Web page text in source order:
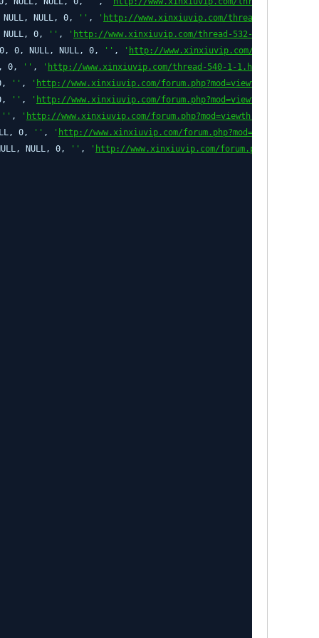
NULL, 0, '' , ' http://www.xinxiuvip.com/thread-531-1-
0, '' , ' http://www.xinxiuvip.com/thread-532-1-1.html
NULL, NULL, 0, '' , ' http://www.xinxiuvip.com/thread-539-
0, '' , ' http://www.xinxiuvip.com/thread-540-1-1.html
'' , ' http://www.xinxiuvip.com/
'' , ' http://www.xinxiuvip.com/
'' , ' http://www.xinxiuvip.com/forum.php?mod=viewthread&tid=630
0, '' , ' http://www.xinxiuvip.com/
NULL, 0, '' , ' http://www.xinxiuvip.com/